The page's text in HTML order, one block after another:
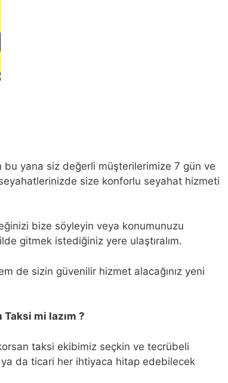
yana siz değerli müşterilerimize 7 gün ve
size konforlu seyahat hizmeti
bize söyleyin veya konumunuzu
gitmek istediğiniz yere ulaştıralım.
de sizin güvenilir hizmet alacağınız yeni
Taksi mi lazım ?
taksi ekibimiz seçkin ve tecrübeli
da ticari her ihtiyaca hitap edebilecek